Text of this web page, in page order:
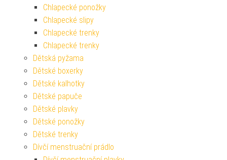
Chlapecké ponožky
Chlapecké slipy
Chlapecké trenky
Chlapecké trenky
Dětská pyžama
Dětské boxerky
Dětské kalhotky
Dětské papuče
Dětské plavky
Dětské ponožky
Dětské trenky
Dívčí menstruační prádlo